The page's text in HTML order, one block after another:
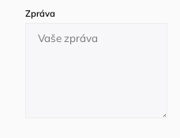
Zpráva